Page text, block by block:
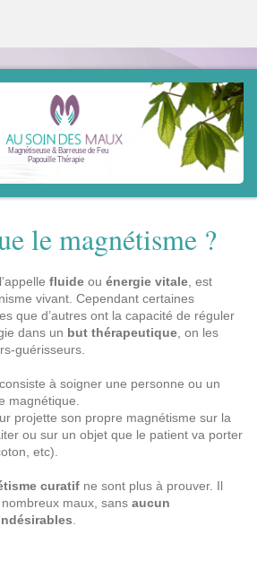
Magnétiseuse & Barreuse de Feu
Papouille Thérapie
le magnétisme ?
fluide ou énergie vitale , est
vivant. Cependant certaines
que d’autres ont la capacité de réguler
dans un but thérapeutique , on les
guérisseurs.
à soigner une personne ou un
magnétique.
projette son propre magnétisme sur la
ou sur un objet que le patient va porter
etc).
curatif ne sont plus à prouver. Il
maux, sans aucun